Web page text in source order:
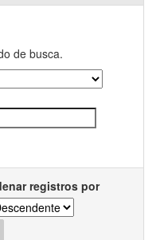
de busca.
registros por